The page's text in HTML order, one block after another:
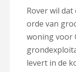
Rover wil
orde van
woning voor
levert in de